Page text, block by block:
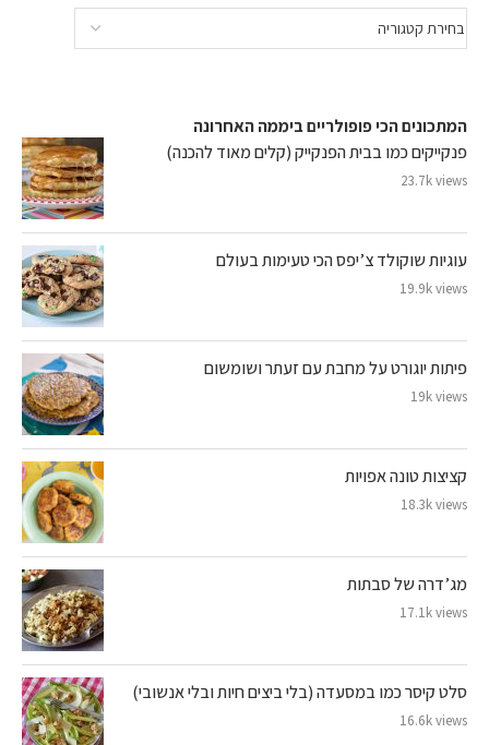
המתכונים הכי פופולריים ביממה האחרונה
פנקייקים כמו בבית הפנקייק (קלים מאוד להכנה)
23.7k views
עוגיות שוקולד צ’יפס הכי טעימות בעולם
19.9k views
פיתות יוגורט על מחבת עם זעתר ושומשום
19k views
קציצות טונה אפויות
18.3k views
מג’דרה של סבתות
17.1k views
סלט קיסר כמו במסעדה (בלי ביצים חיות ובלי אנשובי)
16.6k views